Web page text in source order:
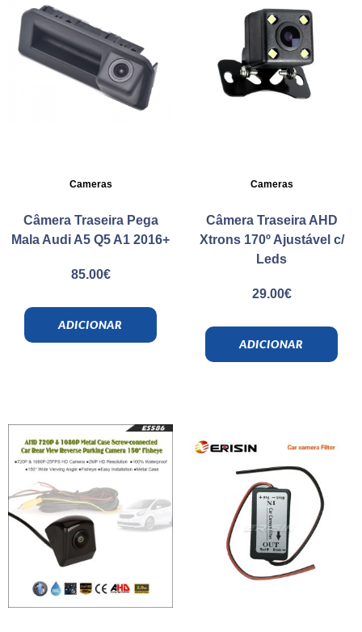
Cameras
Câmera Traseira Pega
Mala Audi A5 Q5 A1 2016+
85.00€
ADICIONAR
Cameras
Câmera Traseira AHD
Xtrons 170º Ajustável c/
Leds
29.00€
ADICIONAR